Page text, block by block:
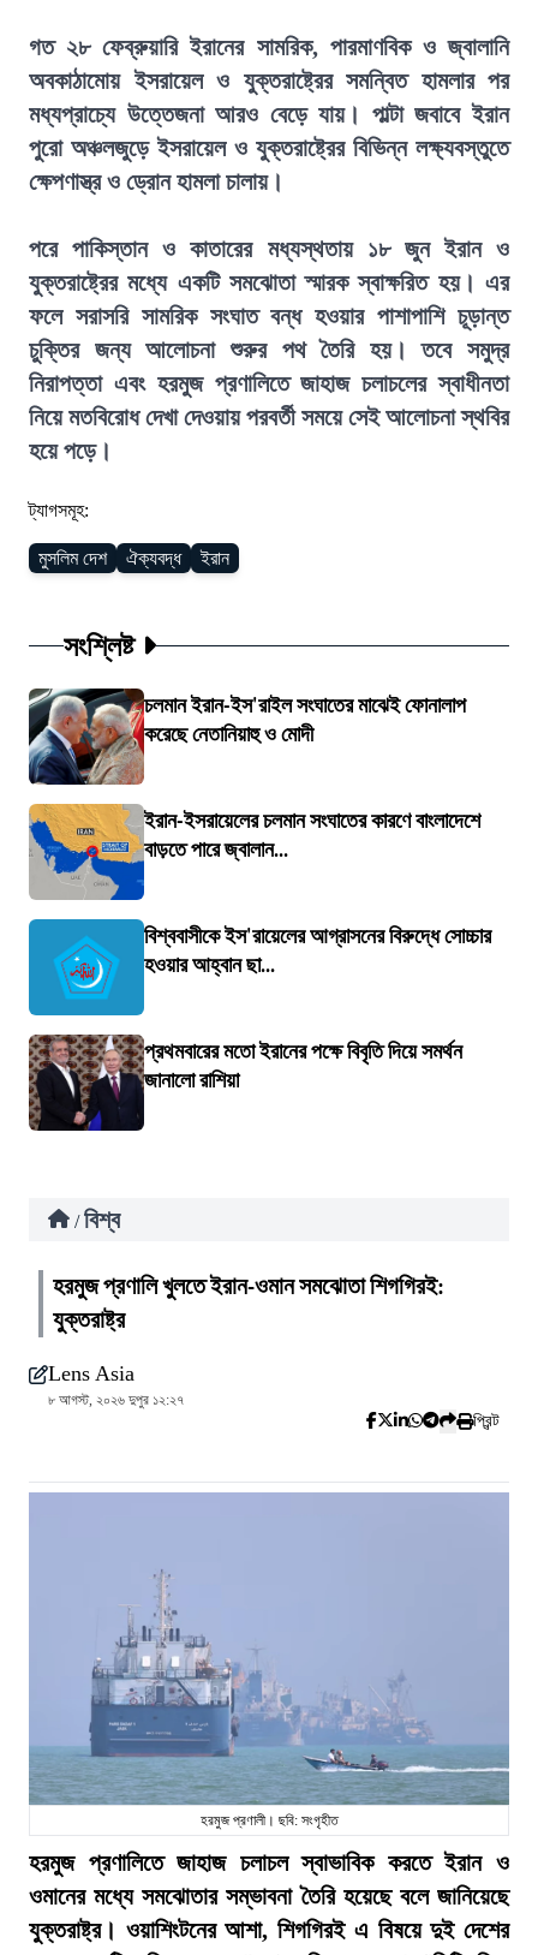
গত ২৮ ফেব্রুয়ারি ইরানের সামরিক, পারমাণবিক ও জ্বালানি
অবকাঠামোয় ইসরায়েল ও যুক্তরাষ্ট্রের সমন্বিত হামলার পর
মধ্যপ্রাচ্যে উত্তেজনা আরও বেড়ে যায়। পাল্টা জবাবে ইরান
পুরো অঞ্চলজুড়ে ইসরায়েল ও যুক্তরাষ্ট্রের বিভিন্ন লক্ষ্যবস্তুতে
ক্ষেপণাস্ত্র ও ড্রোন হামলা চালায়।
পরে পাকিস্তান ও কাতারের মধ্যস্থতায় ১৮ জুন ইরান ও
যুক্তরাষ্ট্রের মধ্যে একটি সমঝোতা স্মারক স্বাক্ষরিত হয়। এর
ফলে সরাসরি সামরিক সংঘাত বন্ধ হওয়ার পাশাপাশি চূড়ান্ত
চুক্তির জন্য আলোচনা শুরুর পথ তৈরি হয়। তবে সমুদ্র
নিরাপত্তা এবং হরমুজ প্রণালিতে জাহাজ চলাচলের স্বাধীনতা
নিয়ে মতবিরোধ দেখা দেওয়ায় পরবর্তী সময়ে সেই আলোচনা স্থবির
হয়ে পড়ে।
ট্যাগসমূহ:
মুসলিম দেশ ঐক্যবদ্ধ ইরান
সংশ্লিষ্ট
চলমান ইরান-ইস'রাইল সংঘাতের মাঝেই ফোনালাপ
করেছে নেতানিয়াহু ও মোদী
ইরান-ইসরায়েলের চলমান সংঘাতের কারণে বাংলাদেশে
বাড়তে পারে জ্বালান...
বিশ্ববাসীকে ইস'রায়েলের আগ্রাসনের বিরুদ্ধে সোচ্চার
হওয়ার আহ্বান ছা...
প্রথমবারের মতো ইরানের পক্ষে বিবৃতি দিয়ে সমর্থন
জানালো রাশিয়া
/ বিশ্ব
হরমুজ প্রণালি খুলতে ইরান-ওমান সমঝোতা শিগগিরই:
যুক্তরাষ্ট্র
Lens Asia
৮ আগস্ট, ২০২৬ দুপুর ১২:২৭
প্রিন্ট
হরমুজ প্রণালী। ছবি: সংগৃহীত
হরমুজ প্রণালিতে জাহাজ চলাচল স্বাভাবিক করতে ইরান ও
ওমানের মধ্যে সমঝোতার সম্ভাবনা তৈরি হয়েছে বলে জানিয়েছে
যুক্তরাষ্ট্র। ওয়াশিংটনের আশা, শিগগিরই এ বিষয়ে দুই দেশের